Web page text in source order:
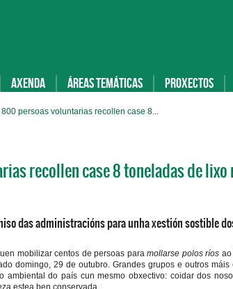
Axenda Áreas temáticas Proxectos
persoas voluntarias recollen case 8...
recollen case 8 toneladas de lixo
das administracións para unha xestión sostible
mobilizar centos de persoas paramollarse polos ríos
domingo, 29 de outubro. Grandes grupos e outros
ambiental do país cun mesmo obxectivo: coidar dos
estea ben conservada.